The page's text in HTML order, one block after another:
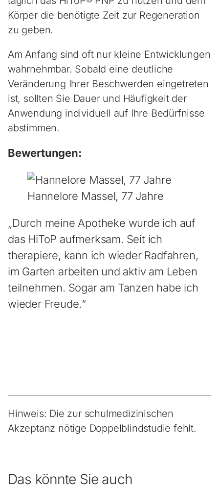
Körper die benötigte Zeit zur Regeneration
zu geben.
Am Anfang sind oft nur kleine Entwicklungen
wahrnehmbar. Sobald eine deutliche
Veränderung Ihrer Beschwerden eingetreten
ist, sollten Sie Dauer und Häufigkeit der
Anwendung individuell auf Ihre Bedürfnisse
abstimmen.
Bewertungen:
Hannelore Massel, 77 Jahre
„Durch meine Apotheke wurde ich auf
das HiToP aufmerksam. Seit ich
therapiere, kann ich wieder Radfahren,
im Garten arbeiten und aktiv am Leben
teilnehmen. Sogar am Tanzen habe ich
wieder Freude.“
Hinweis: Die zur schulmedizinischen
Akzeptanz nötige Doppelblindstudie fehlt.
Das könnte Sie auch